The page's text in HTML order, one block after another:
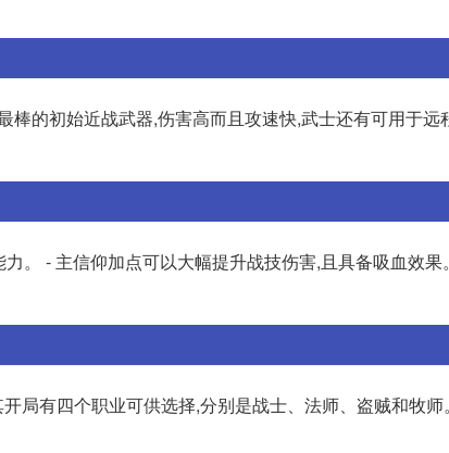
棒的初始近战武器,伤害高而且攻速快,武士还有可用于远
。 - 主信仰加点可以大幅提升战技伤害,且具备吸血效
局有四个职业可供选择,分别是战士、法师、盗贼和牧